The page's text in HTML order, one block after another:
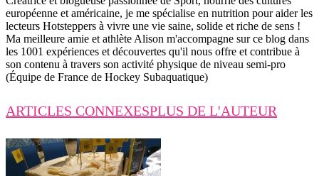
européenne et américaine, je me spécialise en nutrition pour aider les
lecteurs Hotsteppers à vivre une vie saine, solide et riche de sens !
Ma meilleure amie et athlète Alison m'accompagne sur ce blog dans
les 1001 expériences et découvertes qu'il nous offre et contribue à
son contenu à travers son activité physique de niveau semi-pro
(Équipe de France de Hockey Subaquatique)
ARTICLES CONNEXESPLUS DE L'AUTEUR